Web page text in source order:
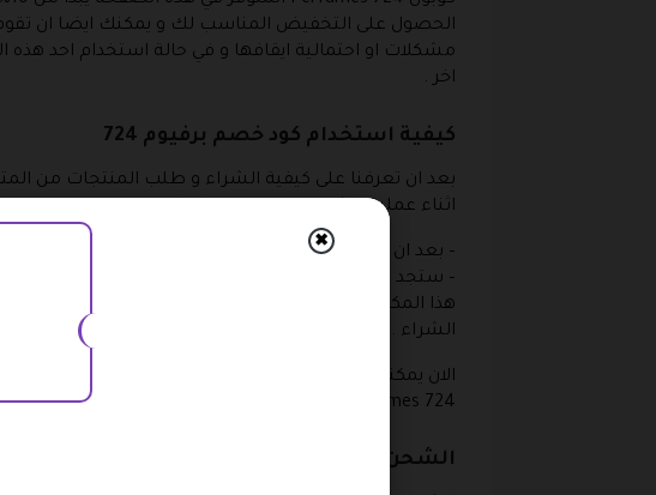
الحصول على التخفيض المناسب لك و يمكنك ايضا ان تقوم
مشكلات او احتمالية ايقافها و في حالة استخدام احد هذه
اخر .
كيفية استخدام كود خصم برفيوم 724
اثناء عملية الشراء وفقا للخطوات التالية :
– بعد ان تقوم بالدخول الى صفحة الشراء للمنتجات
هذا المكان ثم تقوم بالضغط على زر ” تطبيق ” ستجد
الشراء .
الان يمكنك الاستمرار في عملية الشراء و الانتقال الى
Perfumes 724 و كذلك اضافة عنوان الشحن و تتبع باقي الخطوات السابقة .
الشحن من متجر برفيوم 724
✖